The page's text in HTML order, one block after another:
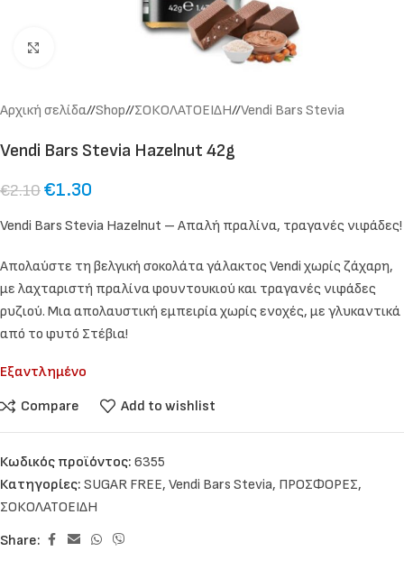
Αρχική σελίδα/ Shop/ ΣΟΚΟΛΑΤΟΕΙΔΗ/ Vendi Bars Stevia
Vendi Bars Stevia Hazelnut 42g
€2.10€1.30
Vendi Bars Stevia Hazelnut – Απαλή πραλίνα, τραγανές νιφάδες!
Απολαύστε τη βελγική σοκολάτα γάλακτος Vendi χωρίς ζάχαρη,
με λαχταριστή πραλίνα φουντουκιού και τραγανές νιφάδες
ρυζιού. Μια απολαυστική εμπειρία χωρίς ενοχές, με γλυκαντικά
από το φυτό Στέβια!
Εξαντλημένο
Compare
Add to wishlist
Κωδικός προϊόντος: 6355
Κατηγορίες: SUGAR FREE, Vendi Bars Stevia, ΠΡΟΣΦΟΡΕΣ,
ΣΟΚΟΛΑΤΟΕΙΔΗ
Share: